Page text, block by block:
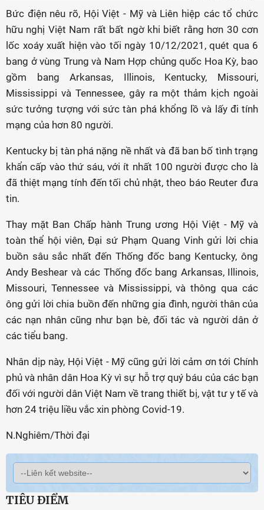
Bức điện nêu rõ, Hội Việt - Mỹ và Liên hiệp các tổ chức
hữu nghị Việt Nam rất bất ngờ khi biết rằng hơn 30 cơn
lốc xoáy xuất hiện vào tối ngày 10/12/2021, quét qua 6
bang ở vùng Trung và Nam Hợp chủng quốc Hoa Kỳ, bao
gồm bang Arkansas, Illinois, Kentucky, Missouri,
Mississippi và Tennessee, gây ra một thảm kịch ngoài
sức tưởng tượng với sức tàn phá khổng lồ và lấy đi tính
mạng của hơn 80 người.
Kentucky bị tàn phá nặng nề nhất và đã ban bố tình trạng
khẩn cấp vào thứ sáu, với ít nhất 100 người được cho là
đã thiệt mạng tính đến tối chủ nhật, theo báo Reuter đưa
tin.
Thay mặt Ban Chấp hành Trung ương Hội Việt - Mỹ và
toàn thể hội viên, Đại sứ Phạm Quang Vinh gửi lời chia
buồn sâu sắc nhất đến Thống đốc bang Kentucky, ông
Andy Beshear và các Thống đốc bang Arkansas, Illinois,
Missouri, Tennessee và Mississippi, và thông qua các
ông gửi lời chia buồn đến những gia đình, người thân của
các nạn nhân cũng như bạn bè, đối tác và người dân ở
các tiểu bang.
Nhân dịp này, Hội Việt - Mỹ cũng gửi lời cảm ơn tới Chính
phủ và nhân dân Hoa Kỳ vì sự hỗ trợ quý báu của các bạn
đối với người dân Việt Nam về trang thiết bị, vật tư y tế và
hơn 24 triệu liều vắc xin phòng Covid-19.
N.Nghiêm/Thời đại
TIÊU ĐIỂM